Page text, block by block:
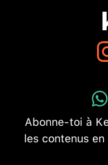
Abonne-toi à
les contenus